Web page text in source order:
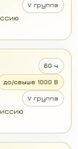
V группа
60 ч
до/свыше 1000 В
V группа